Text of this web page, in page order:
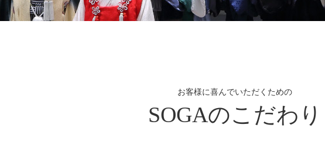
お客様に喜んでいただくための
SOGAのこだわり